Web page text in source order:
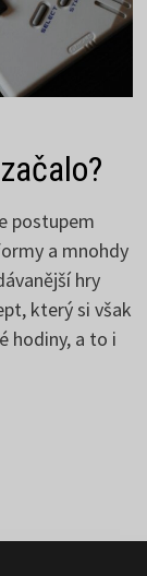
postupem
a mnohdy
hry
který si však
hodiny, a to i